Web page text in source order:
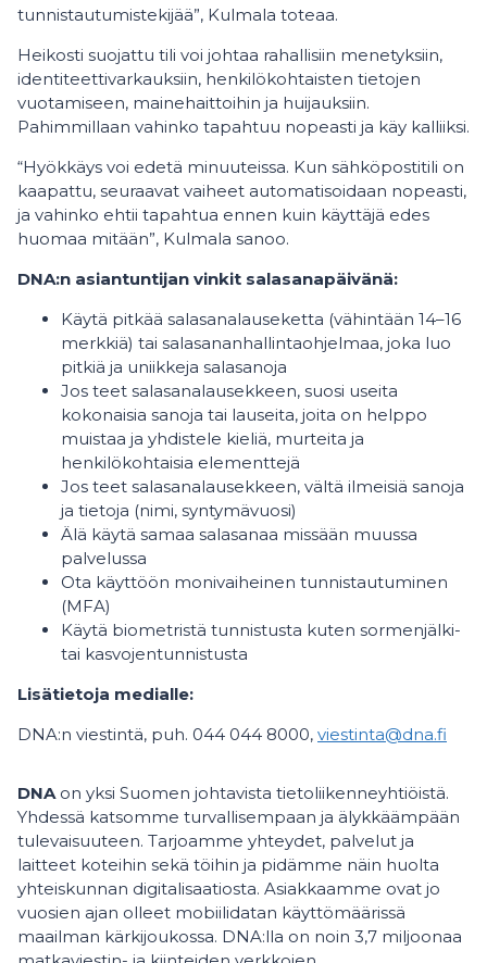
tunnistautumistekijää”, Kulmala toteaa.
Heikosti suojattu tili voi johtaa rahallisiin menetyksiin,
identiteettivarkauksiin, henkilökohtaisten tietojen
vuotamiseen, mainehaittoihin ja huijauksiin.
Pahimmillaan vahinko tapahtuu nopeasti ja käy kalliiksi.
“Hyökkäys voi edetä minuuteissa. Kun sähköpostitili on
kaapattu, seuraavat vaiheet automatisoidaan nopeasti,
ja vahinko ehtii tapahtua ennen kuin käyttäjä edes
huomaa mitään”, Kulmala sanoo.
DNA:n asiantuntijan vinkit salasanapäivänä:
Käytä pitkää salasanalauseketta (vähintään 14–16
merkkiä) tai salasananhallintaohjelmaa, joka luo
pitkiä ja uniikkeja salasanoja
Jos teet salasanalausekkeen, suosi useita
kokonaisia sanoja tai lauseita, joita on helppo
muistaa ja yhdistele kieliä, murteita ja
henkilökohtaisia elementtejä
Jos teet salasanalausekkeen, vältä ilmeisiä sanoja
ja tietoja (nimi, syntymävuosi)
Älä käytä samaa salasanaa missään muussa
palvelussa
Ota käyttöön monivaiheinen tunnistautuminen
(MFA)
Käytä biometristä tunnistusta kuten sormenjälki-
tai kasvojentunnistusta
Lisätietoja medialle:
DNA:n viestintä, puh. 044 044 8000, viestinta@dna.fi
DNA on yksi Suomen johtavista tietoliikenneyhtiöistä.
Yhdessä katsomme turvallisempaan ja älykkäämpään
tulevaisuuteen. Tarjoamme yhteydet, palvelut ja
laitteet koteihin sekä töihin ja pidämme näin huolta
yhteiskunnan digitalisaatiosta. Asiakkaamme ovat jo
vuosien ajan olleet mobiilidatan käyttömäärissä
maailman kärkijoukossa. DNA:lla on noin 3,7 miljoonaa